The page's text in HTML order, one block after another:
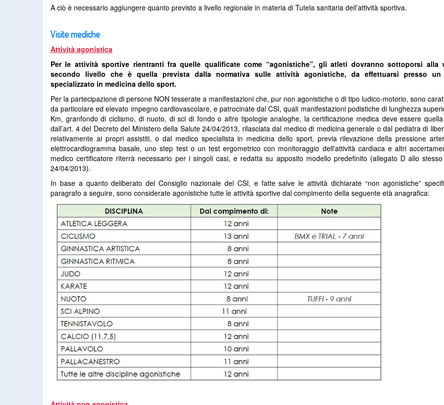
A ciò è necessario aggiungere quanto previsto a livello regionale in materia di Tutela sanitaria dell’attività sportiva.
Visite mediche
Attività agonistica
Per le attività sportive rientranti fra quelle qualificate come “agonistiche”, gli atleti dovranno sottoporsi alla
secondo livello che è quella prevista dalla normativa sulle attività agonistiche, da effettuarsi presso un
specializzato in medicina dello sport.
Per la partecipazione di persone NON tesserate a manifestazioni che, pur non agonistiche o di tipo ludico-motorio, sono
da particolare ed elevato impegno cardiovascolare, e patrocinate dal CSI, quali manifestazioni podistiche di lunghezza
Km, granfondo di ciclismo, di nuoto, di sci di fondo o altre tipologie analoghe, la certificazione medica deve essere
dall’art. 4 del Decreto del Ministero della Salute 24/04/2013, rilasciata dal medico di medicina generale o dal pediatra di
relativamente ai propri assistiti, o dal medico specialista in medicina dello sport, previa rilevazione della pressione
elettrocardiogramma basale, uno step test o un test ergometrico con monitoraggio dell'attività cardiaca e altri
medico certificatore riterrà necessario per i singoli casi, e redatta su apposito modello predefinito (allegato D allo
24/04/2013).
In base a quanto deliberato del Consiglio nazionale del CSI, e fatte salve le attività dichiarate “non agonistiche”
paragrafo a seguire, sono considerate agonistiche tutte le attività sportive dal compimento della seguente età anagrafica: